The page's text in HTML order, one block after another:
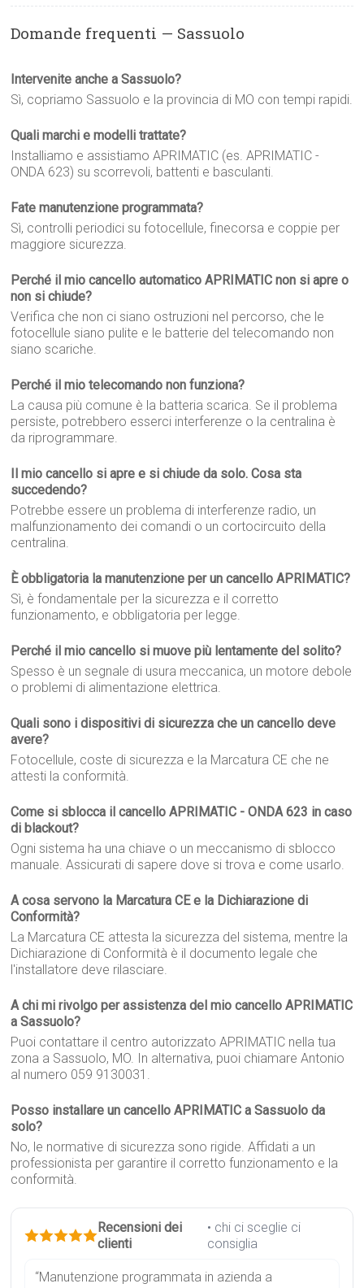
Domande frequenti — Sassuolo
Intervenite anche a Sassuolo?
Sì, copriamo Sassuolo e la provincia di MO con tempi rapidi.
Quali marchi e modelli trattate?
Installiamo e assistiamo APRIMATIC (es. APRIMATIC -
ONDA 623) su scorrevoli, battenti e basculanti.
Fate manutenzione programmata?
Sì, controlli periodici su fotocellule, finecorsa e coppie per
maggiore sicurezza.
Perché il mio cancello automatico APRIMATIC non si apre o
non si chiude?
Verifica che non ci siano ostruzioni nel percorso, che le
fotocellule siano pulite e le batterie del telecomando non
siano scariche.
Perché il mio telecomando non funziona?
La causa più comune è la batteria scarica. Se il problema
persiste, potrebbero esserci interferenze o la centralina è
da riprogrammare.
Il mio cancello si apre e si chiude da solo. Cosa sta
succedendo?
Potrebbe essere un problema di interferenze radio, un
malfunzionamento dei comandi o un cortocircuito della
centralina.
È obbligatoria la manutenzione per un cancello APRIMATIC?
Sì, è fondamentale per la sicurezza e il corretto
funzionamento, e obbligatoria per legge.
Perché il mio cancello si muove più lentamente del solito?
Spesso è un segnale di usura meccanica, un motore debole
o problemi di alimentazione elettrica.
Quali sono i dispositivi di sicurezza che un cancello deve
avere?
Fotocellule, coste di sicurezza e la Marcatura CE che ne
attesti la conformità.
Come si sblocca il cancello APRIMATIC - ONDA 623 in caso
di blackout?
Ogni sistema ha una chiave o un meccanismo di sblocco
manuale. Assicurati di sapere dove si trova e come usarlo.
A cosa servono la Marcatura CE e la Dichiarazione di
Conformità?
La Marcatura CE attesta la sicurezza del sistema, mentre la
Dichiarazione di Conformità è il documento legale che
l'installatore deve rilasciare.
A chi mi rivolgo per assistenza del mio cancello APRIMATIC
a Sassuolo?
Puoi contattare il centro autorizzato APRIMATIC nella tua
zona a Sassuolo, MO. In alternativa, puoi chiamare Antonio
al numero 059 9130031.
Posso installare un cancello APRIMATIC a Sassuolo da
solo?
No, le normative di sicurezza sono rigide. Affidati a un
professionista per garantire il corretto funzionamento e la
conformità.
Recensioni dei
clienti
• chi ci sceglie ci
consiglia
“Manutenzione programmata in azienda a